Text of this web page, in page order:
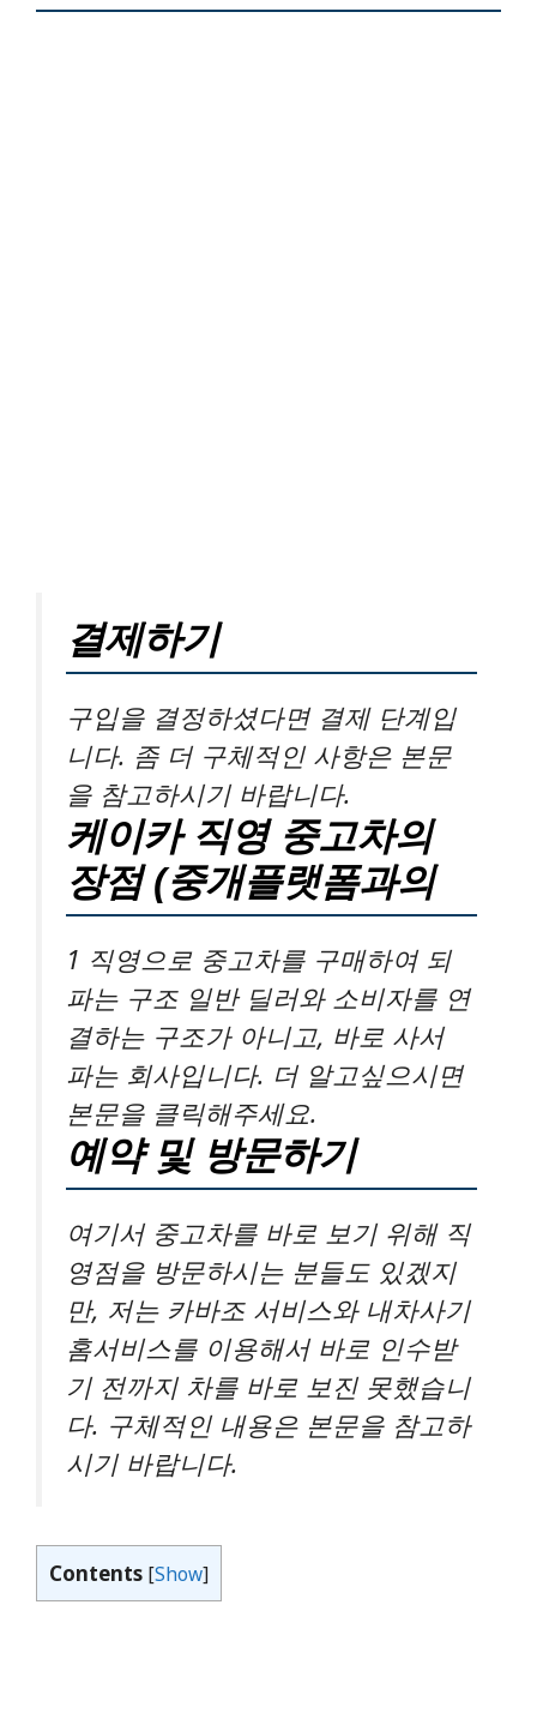
결제하기
구입을 결정하셨다면 결제 단계입
니다. 좀 더 구체적인 사항은 본문
을 참고하시기 바랍니다.
케이카 직영 중고차의
장점 (중개플랫폼과의
1 직영으로 중고차를 구매하여 되
파는 구조 일반 딜러와 소비자를 연
결하는 구조가 아니고, 바로 사서
파는 회사입니다. 더 알고싶으시면
본문을 클릭해주세요.
예약 및 방문하기
여기서 중고차를 바로 보기 위해 직
영점을 방문하시는 분들도 있겠지
만, 저는 카바조 서비스와 내차사기
홈서비스를 이용해서 바로 인수받
기 전까지 차를 바로 보진 못했습니
다. 구체적인 내용은 본문을 참고하
시기 바랍니다.
Contents [Show]